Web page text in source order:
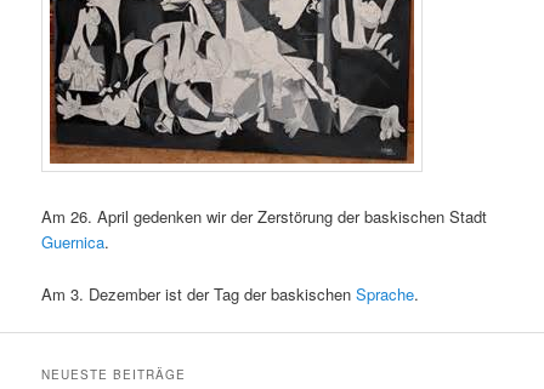
Am 26. April gedenken wir der Zerstörung der baskischen Stadt
Guernica.
Am 3. Dezember ist der Tag der baskischenSprache.
NEUESTE BEITRÄGE